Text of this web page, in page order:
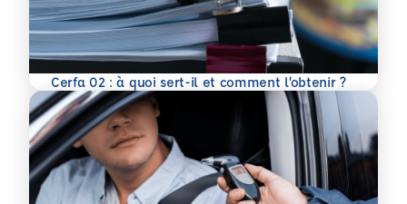
Cerfa 02 : à quoi sert-il et comment l’obtenir ?
En savoir plus